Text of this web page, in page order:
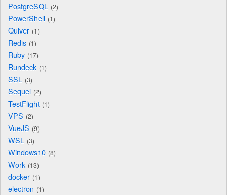
PostgreSQL 2
PowerShell 1
Quiver 1
Redis 1
Ruby 17
Rundeck 1
SSL 3
Sequel 2
TestFlight 1
VPS 2
VueJS 9
WSL 3
Windows10 8
Work 13
docker 1
electron 1